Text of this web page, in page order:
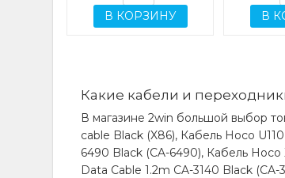
В КОРЗИНУ В
Какие кабели и
В магазине 2win большой выбор
cable Black (X86), Кабель Hoco
6490 Black (CA-6490), Кабель
Data Cable 1.2m CA-3140 Black